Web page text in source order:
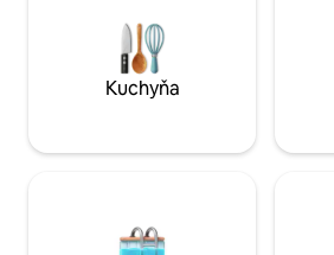
POKOJNÉ vidiecke útočisko venované
pokoju, prírode a pohode, s prírodnými
športmi a v blízkosti atlantického
pobrežia (45 minút)
Kuchyňa